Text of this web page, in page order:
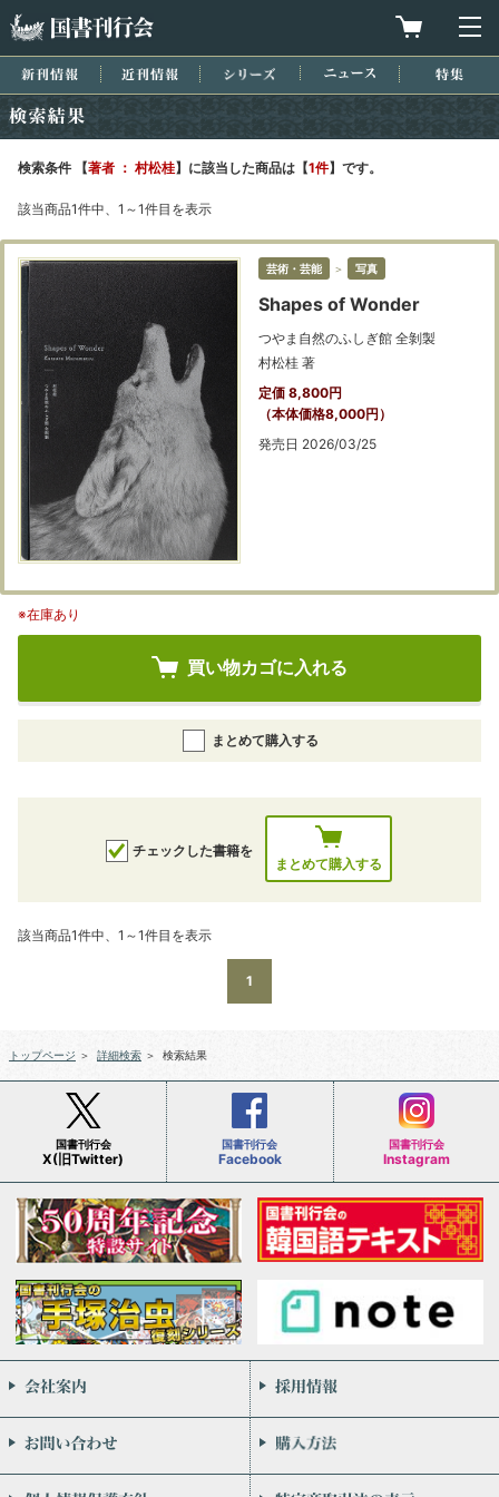
買物カゴを
新刊情報 近刊情報 シリーズ ニュース
検索条件 【著者 ： 村松桂】に該当した商品は【1件】です。
該当商品1件中、1～1件目を表示
芸術・芸能 ＞ 写真
Shapes of Wonder
つやま自然のふしぎ館 全剝製
村松桂 著
定価 8,800円
（本体価格8,000円）
発売日 2026/03/25
※在庫あり
買い物カゴに入れる
まとめて購入する
チェックした書籍を
まとめて購入する
該当商品1件中、1～1件目を表示
1
トップページ ＞ 詳細検索 ＞ 検索結果
国書刊行会
X(旧Twitter)
国書刊行会
Facebook
国書刊行会
Instagram
会社案内
お問い合わせ
個人情報保護方針